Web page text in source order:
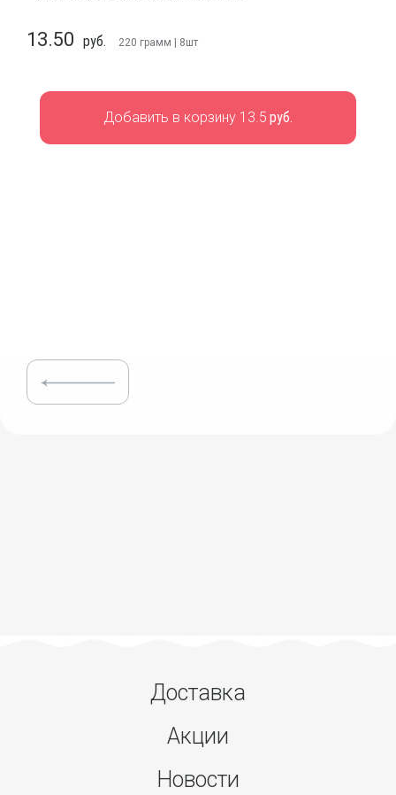
13.50 руб. 220 грамм | 8шт
Добавить в корзину 13.5 руб.
Доставка
Акции
Новости